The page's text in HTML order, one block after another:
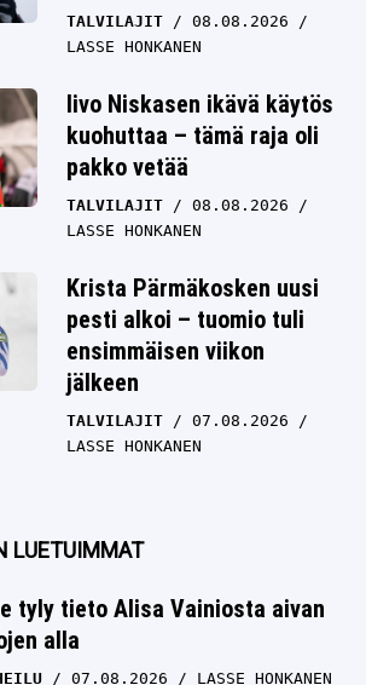
TALVILAJIT
08.08.2026
LASSE HONKANEN
Iivo Niskasen ikävä käytös
kuohuttaa – tämä raja oli
pakko vetää
TALVILAJIT
08.08.2026
LASSE HONKANEN
Krista Pärmäkosken uusi
pesti alkoi – tuomio tuli
ensimmäisen viikon
jälkeen
TALVILAJIT
07.08.2026
LASSE HONKANEN
LUETUIMMAT
tyly tieto Alisa Vainiosta aivan
alla
07.08.2026 LASSE HONKANEN